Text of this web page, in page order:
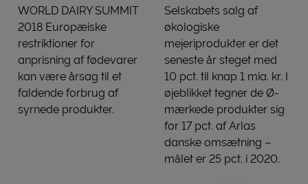
WORLD DAIRY SUMMIT
2018 Europæiske
restriktioner for
anprisning af fødevarer
kan være årsag til et
faldende forbrug af
syrnede produkter.
Salget af syrnede produkter falder i Europa
Selskabets salg af
økologiske
mejeriprodukter er det
seneste år steget med
10 pct. til knap 1 mia. kr. I
øjeblikket tegner de Ø-
mærkede produkter sig
for 17 pct. af Arlas
danske omsætning –
målet er 25 pct. i 2020.